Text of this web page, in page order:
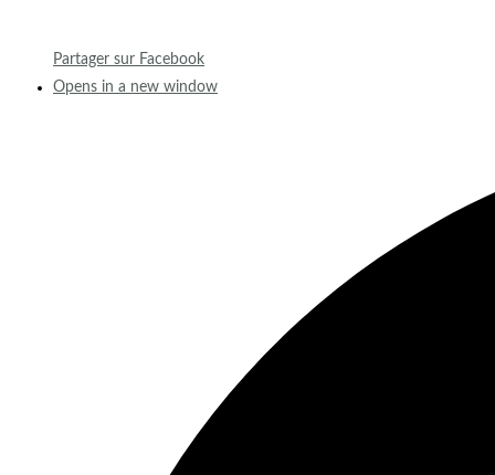
Partager sur Facebook
Opens in a new window